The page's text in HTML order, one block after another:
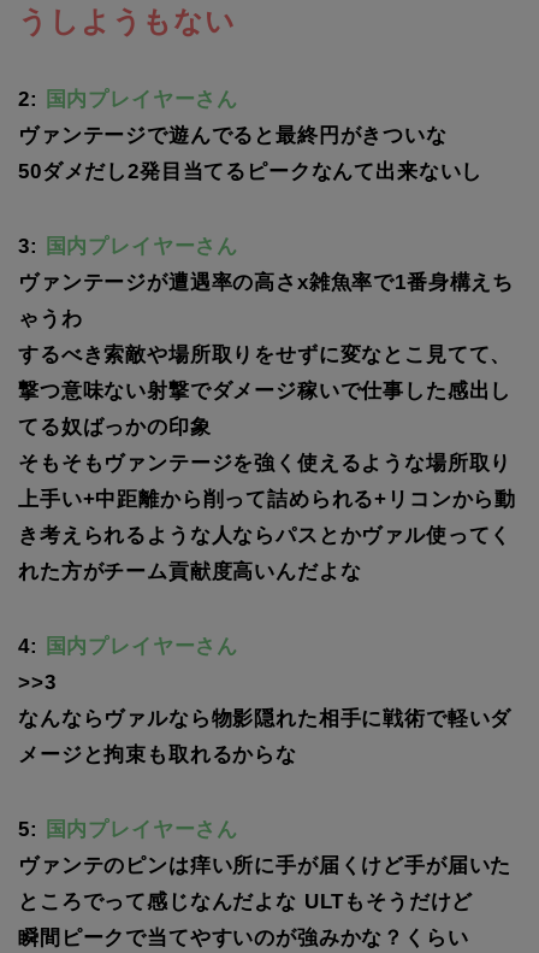
うしようもない
2:
国内プレイヤーさん
ヴァンテージで遊んでると最終円がきついな
50ダメだし2発目当てるピークなんて出来ないし
3:
国内プレイヤーさん
ヴァンテージが遭遇率の高さx雑魚率で1番身構えち
ゃうわ
するべき索敵や場所取りをせずに変なとこ見てて、
撃つ意味ない射撃でダメージ稼いで仕事した感出し
てる奴ばっかの印象
そもそもヴァンテージを強く使えるような場所取り
上手い+中距離から削って詰められる+リコンから動
き考えられるような人ならパスとかヴァル使ってく
れた方がチーム貢献度高いんだよな
4:
国内プレイヤーさん
>>3
なんならヴァルなら物影隠れた相手に戦術で軽いダ
メージと拘束も取れるからな
5:
国内プレイヤーさん
ヴァンテのピンは痒い所に手が届くけど手が届いた
ところでって感じなんだよな ULTもそうだけど
瞬間ピークで当てやすいのが強みかな？くらい